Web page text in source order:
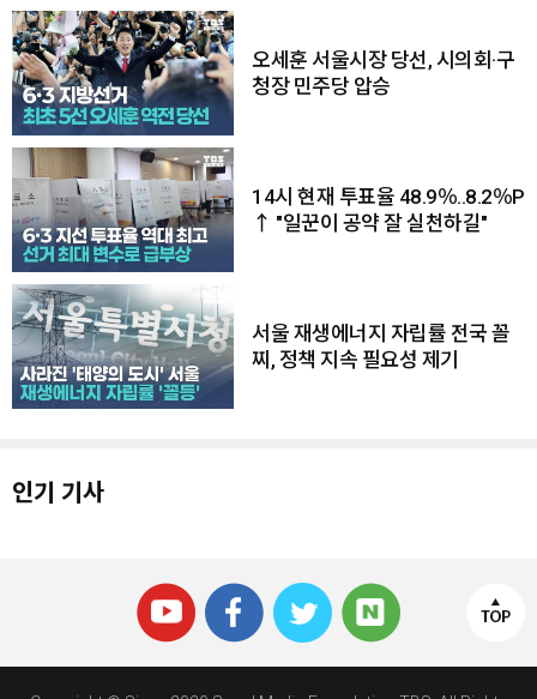
오세훈 서울시장 당선, 시의회·구
청장 민주당 압승
14시 현재 투표율 48.9％..8.2％P
↑ "일꾼이 공약 잘 실천하길"
서울 재생에너지 자립률 전국 꼴
찌, 정책 지속 필요성 제기
인기 기사